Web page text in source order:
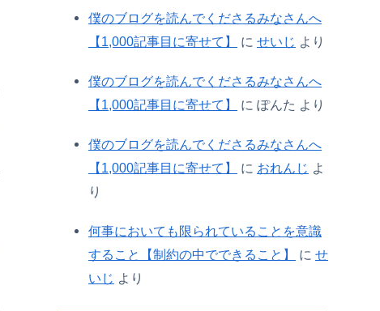
僕のブログを読んでくださるみなさんへ
【1,000記事目に寄せて】
に せいじ より
僕のブログを読んでくださるみなさんへ
【1,000記事目に寄せて】
に ぽんた より
僕のブログを読んでくださるみなさんへ
【1,000記事目に寄せて】
に おれんじ よ
り
何事においても限られていることを意識
すること【制約の中でできること】
に せ
いじ より